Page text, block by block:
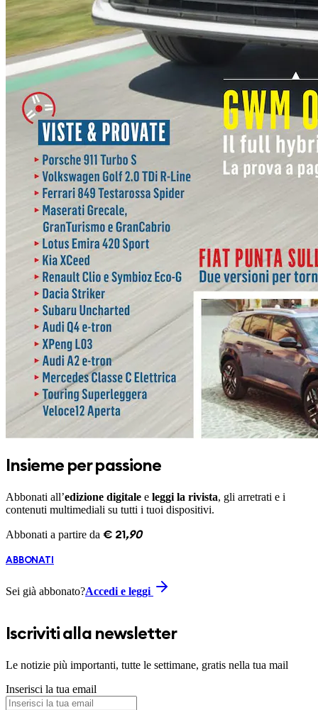
Insieme per passione
Abbonati all’edizione digitale e leggi la rivista, gli arretrati e i
contenuti multimediali su tutti i tuoi dispositivi.
Abbonati a partire da € 21 ,90
ABBONATI
Sei già abbonato?Accedi e leggi
Iscriviti alla newsletter
Le notizie più importanti, tutte le settimane, gratis nella tua mail
Inserisci la tua email